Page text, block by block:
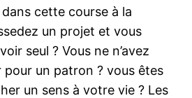
cette course à la
un projet et vous
seul ? Vous ne n’avez
pour un patron ? vous êtes
un sens à votre vie ? Les